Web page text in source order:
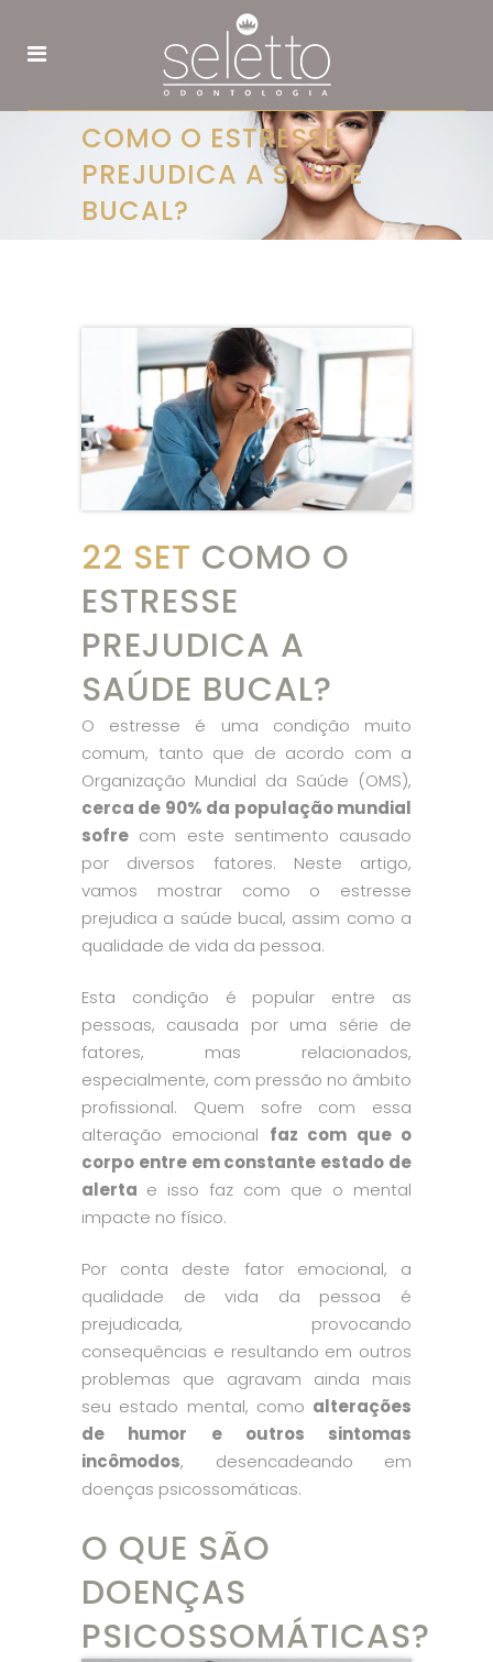
COMO O ESTRESSE
PREJUDICA A SAÚDE
BUCAL?
22 SET COMO O
ESTRESSE
PREJUDICA A
SAÚDE BUCAL?
O estresse é uma condição muito
comum, tanto que de acordo com a
Organização Mundial da Saúde (OMS),
cerca de 90% da população mundial
sofre com este sentimento causado
por diversos fatores. Neste artigo,
vamos mostrar como o estresse
prejudica a saúde bucal, assim como a
qualidade de vida da pessoa.
Esta condição é popular entre as
pessoas, causada por uma série de
fatores, mas relacionados,
especialmente, com pressão no âmbito
profissional. Quem sofre com essa
alteração emocional faz com que o
corpo entre em constante estado de
alerta e isso faz com que o mental
impacte no físico.
Por conta deste fator emocional, a
qualidade de vida da pessoa é
prejudicada, provocando
consequências e resultando em outros
problemas que agravam ainda mais
seu estado mental, como alterações
de humor e outros sintomas
incômodos, desencadeando em
doenças psicossomáticas.
O QUE SÃO
DOENÇAS
PSICOSSOMÁTICAS?